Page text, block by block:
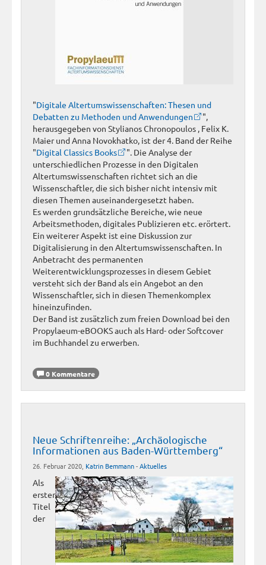
"Digitale Altertumswissenschaften: Thesen und
Debatten zu Methoden und Anwendungen
",
herausgegeben von Stylianos Chronopoulos , Felix K.
Maier und Anna Novokhatko, ist der 4. Band der Reihe
"Digital Classics Books
". Die Analyse der
unterschiedlichen Prozesse in den Digitalen
Altertumswissenschaften richtet sich an die
Wissenschaftler, die sich bisher nicht intensiv mit
diesen Themen auseinandergesetzt haben.
Es werden grundsätzliche Bereiche, wie neue
Arbeitsmethoden, digitales Publizieren etc. erörtert.
Ein weiterer Aspekt ist eine Diskussion zur
Digitalisierung in den Altertumswissenschaften. In
Anbetracht des permanenten
Weiterentwicklungsprozesses in diesem Gebiet
versteht sich der Band als ein Angebot an den
Wissenschaftler, sich in diesen Themenkomplex
hineinzufinden.
Der Band ist zusätzlich zum freien Download bei den
Propylaeum-eBOOKS auch als Hard- oder Softcover
im Buchhandel zu erwerben.
0 Kommentare
Neue Schriftenreihe: „Archäologische
Informationen aus Baden-Württemberg“
26. Februar 2020, Katrin Bemmann-Aktuelles
Als
erster
Titel
der